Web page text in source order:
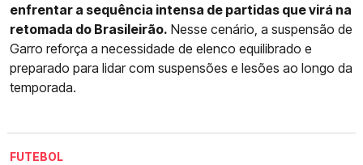
enfrentar a sequência intensa de partidas que virá na
retomada do Brasileirão. Nesse cenário, a suspensão de
Garro reforça a necessidade de elenco equilibrado e
preparado para lidar com suspensões e lesões ao longo da
temporada.
FUTEBOL